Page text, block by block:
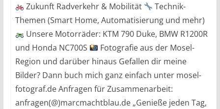
Zukunft Radverkehr & Mobilität
Technik-
Themen (Smart Home, Automatisierung und mehr)
Unsere Motorräder: KTM 790 Duke, BMW R1200R
und Honda NC700S
Fotografie aus der Mosel-
Region und darüber hinaus Gefallen dir meine
Bilder? Dann buch mich ganz einfach unter mosel-
fotograf.de Anfragen für Zusammenarbeit:
anfragen(@)marcmachtblau.de „Genieße jeden Tag,